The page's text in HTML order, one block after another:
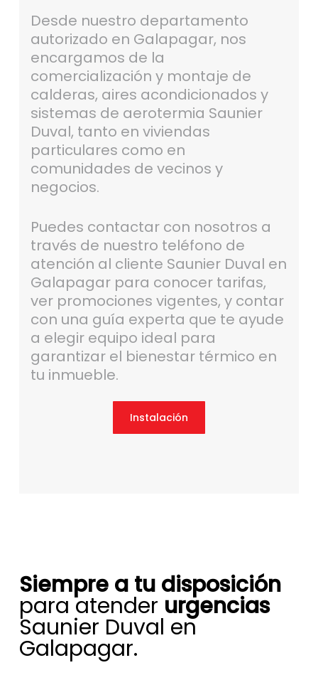
Desde nuestro departamento
autorizado en Galapagar, nos
encargamos de la
comercialización y montaje de
calderas, aires acondicionados y
sistemas de aerotermia Saunier
Duval, tanto en viviendas
particulares como en
comunidades de vecinos y
negocios.
Puedes contactar con nosotros a
través de nuestro teléfono de
atención al cliente Saunier Duval en
Galapagar para conocer tarifas,
ver promociones vigentes, y contar
con una guía experta que te ayude
a elegir equipo ideal para
garantizar el bienestar térmico en
tu inmueble.
Instalación
Siempre a tu disposición
para atender urgencias
Saunier Duval en
Galapagar.